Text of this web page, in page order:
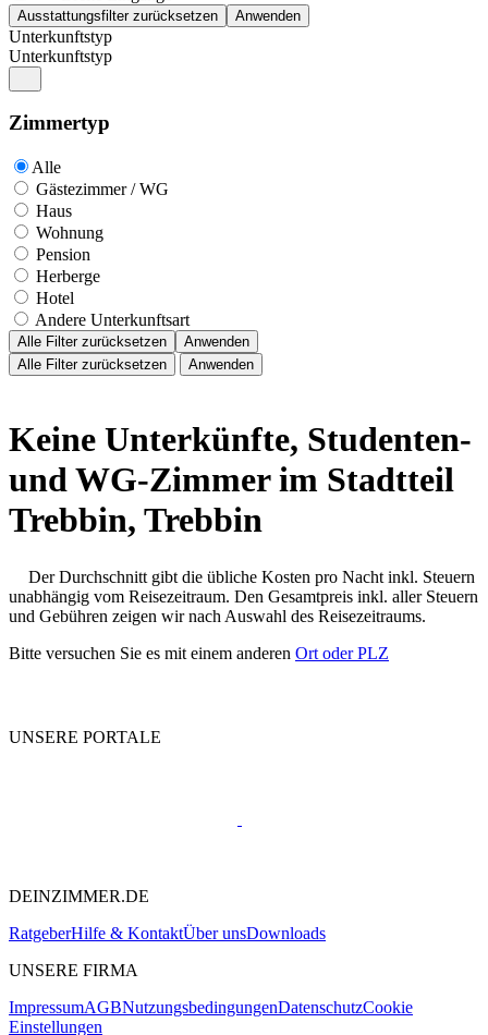
Unterkunftstyp
Unterkunftstyp
Zimmertyp
Alle
Gästezimmer / WG
Haus
Wohnung
Pension
Herberge
Hotel
Andere Unterkunftsart
Alle Filter zurücksetzen
Anwenden
Alle Filter zurücksetzen
Anwenden
Keine Unterkünfte, Studenten-
und WG-Zimmer im Stadtteil
Trebbin, Trebbin
Der Durchschnitt gibt die übliche Kosten pro Nacht inkl. Steuern
unabhängig vom Reisezeitraum. Den Gesamtpreis inkl. aller Steuern
und Gebühren zeigen wir nach Auswahl des Reisezeitraums.
Bitte versuchen Sie es mit einem anderen Ort oder PLZ
UNSERE PORTALE
DEINZIMMER.DE
RatgeberHilfe & KontaktÜber unsDownloads
UNSERE FIRMA
ImpressumAGBNutzungsbedingungenDatenschutzCookie
Einstellungen